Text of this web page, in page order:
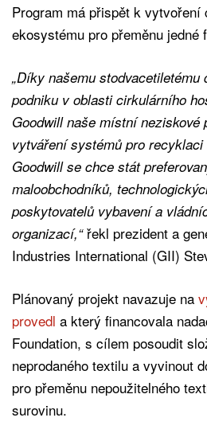
Program má přispět k vytvoření
ekosystému pro přeměnu jedné
„Díky našemu
podniku v oblasti cirkulárního
Goodwill naše místní neziskové
vytváření systémů pro
Goodwill se chce stát
maloobchodníků,
poskytovatelů vybavení a
organizací,“řekl prezident a
Industries International (GII)
Plánovaný projekt navazuje na
provedl a který financovala
Foundation, s cílem posoudit
neprodaného textilu a vyvinout
pro přeměnu nepoužitelného
surovinu.